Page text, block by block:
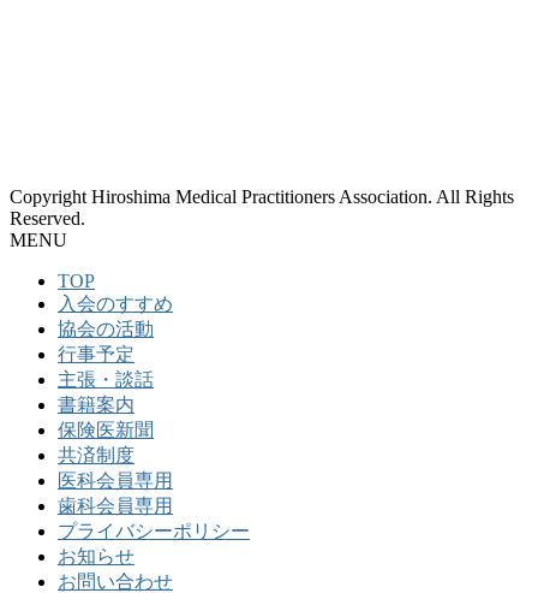
Copyright Hiroshima Medical Practitioners Association. All Rights
Reserved.
MENU
TOP
入会のすすめ
協会の活動
行事予定
主張・談話
書籍案内
保険医新聞
共済制度
医科会員専用
歯科会員専用
プライバシーポリシー
お知らせ
お問い合わせ